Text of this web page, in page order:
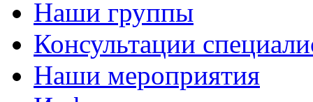
Наши группы
Консультации
Наши мероприятия